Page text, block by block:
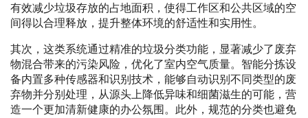
有效减少垃圾存放的占地面积，使得工作区和公共区域的空
间得以合理释放，提升整体环境的舒适性和实用性。
其次，这类系统通过精准的垃圾分类功能，显著减少了废弃
物混合带来的污染风险，优化了室内空气质量。智能分拣设
备内置多种传感器和识别技术，能够自动识别不同类型的废
弃物并分别处理，从源头上降低异味和细菌滋生的可能，营
造一个更加清新健康的办公氛围。此外，规范的分类也避免